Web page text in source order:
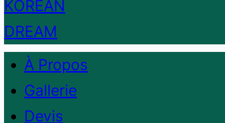
À Propos
Gallerie
Devis